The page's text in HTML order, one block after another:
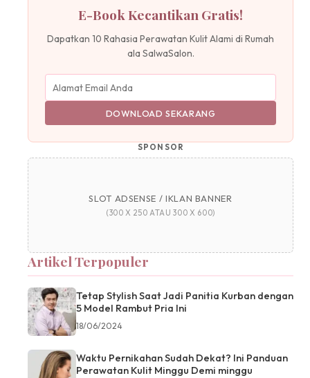
E-Book Kecantikan Gratis!
Dapatkan 10 Rahasia Perawatan Kulit Alami di Rumah
ala SalwaSalon.
DOWNLOAD SEKARANG
SPONSOR
SLOT ADSENSE / IKLAN BANNER
(300 X 250 ATAU 300 X 600)
Artikel Terpopuler
Tetap Stylish Saat Jadi Panitia Kurban dengan
5 Model Rambut Pria Ini
18/06/2024
Waktu Pernikahan Sudah Dekat? Ini Panduan
Perawatan Kulit Minggu Demi minggu